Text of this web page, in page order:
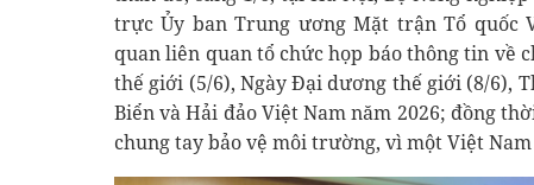
trực Ủy ban Trung ương Mặt trận Tổ quốc
quan liên quan tổ chức họp báo thông tin về
thế giới (5/6), Ngày Đại dương thế giới (8/6),
Biển và Hải đảo Việt Nam năm 2026; đồng
chung tay bảo vệ môi trường, vì một Việt Nam